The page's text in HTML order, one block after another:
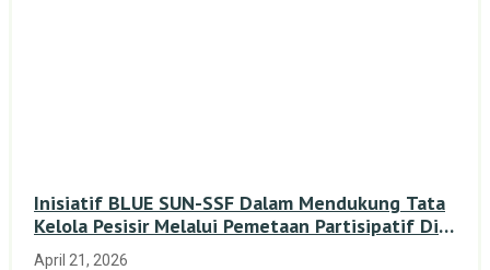
Inisiatif BLUE SUN-SSF Dalam Mendukung Tata
Kelola Pesisir Melalui Pemetaan Partisipatif Di
Enam Desa Kepulauan Riau
April 21, 2026